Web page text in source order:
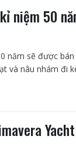
niệm 50
năm sẽ được
và nâu nhám đi